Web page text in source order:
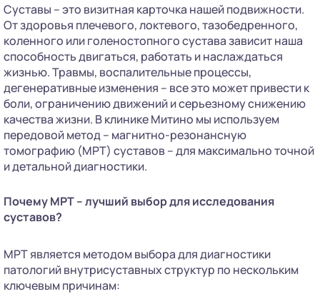
Суставы – это визитная карточка нашей подвижности.
От здоровья плечевого, локтевого, тазобедренного,
коленного или голеностопного сустава зависит наша
способность двигаться, работать и наслаждаться
жизнью. Травмы, воспалительные процессы,
дегенеративные изменения – все это может привести к
боли, ограничению движений и серьезному снижению
качества жизни. В клинике Митино мы используем
передовой метод – магнитно-резонансную
томографию (МРТ) суставов – для максимально точной
и детальной диагностики.
Почему МРТ – лучший выбор для исследования
суставов?
МРТ является методом выбора для диагностики
патологий внутрисуставных структур по нескольким
ключевым причинам: